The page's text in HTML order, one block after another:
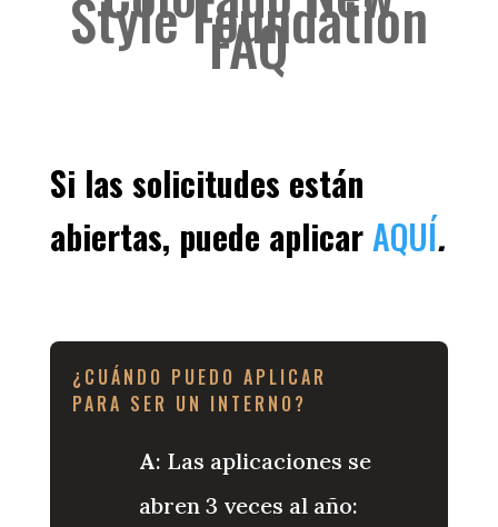
Style Foundation
FAQ
Si las solicitudes están
abiertas, puede aplicarAQUÍ.
¿CUÁNDO PUEDO APLICAR
PARA SER UN INTERNO?
A: Las aplicaciones se
abren 3 veces al año: